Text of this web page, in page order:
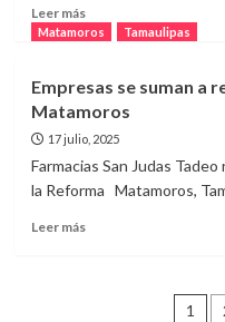
Matamorense
Leer másLeer
más
Tamaulipas
esfuerzos
para
proteger
pesca
con
Matamoros Tamaulipas
Empresas se suman a
Matamoros
17 julio, 2025
Farmacias San Judas
la Reforma Matamoros,
Leer másLeer
1